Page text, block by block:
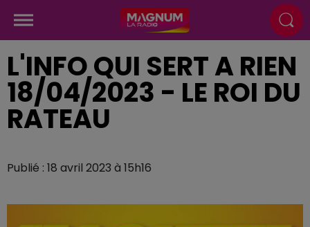
L'INFO QUI SERT A RIEN
18/04/2023 - LE ROI DU
RATEAU
Publié : 18 avril 2023 à 15h16